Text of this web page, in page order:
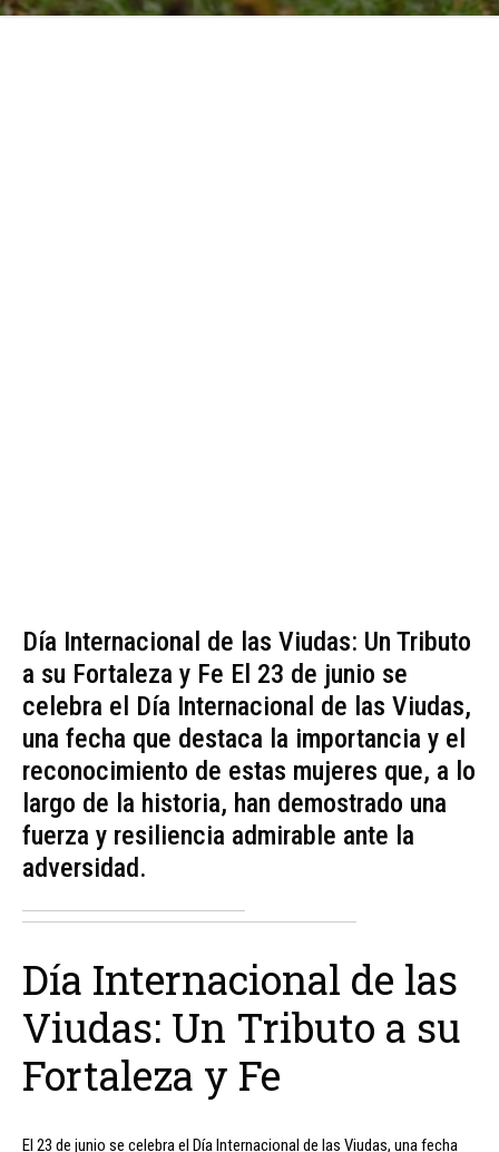
Día Internacional de las Viudas: Un Tributo
a su Fortaleza y Fe El 23 de junio se
celebra el Día Internacional de las Viudas,
una fecha que destaca la importancia y el
reconocimiento de estas mujeres que, a lo
largo de la historia, han demostrado una
fuerza y resiliencia admirable ante la
adversidad.
Día Internacional de las
Viudas: Un Tributo a su
Fortaleza y Fe
El 23 de junio se celebra el Día Internacional de las Viudas, una fecha